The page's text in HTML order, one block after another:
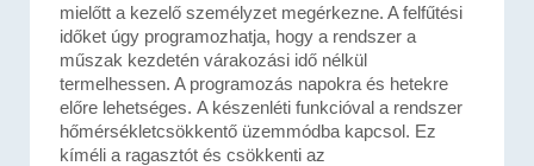
mielőtt a kezelő személyzet megérkezne. A felfűtési
időket úgy programozhatja, hogy a rendszer a
műszak kezdetén várakozási idő nélkül
termelhessen. A programozás napokra és hetekre
előre lehetséges. A készenléti funkcióval a rendszer
hőmérsékletcsökkentő üzemmódba kapcsol. Ez
kíméli a ragasztót és csökkenti az